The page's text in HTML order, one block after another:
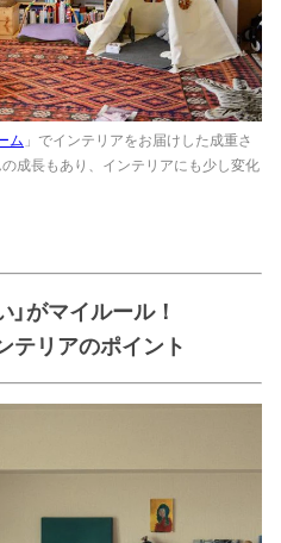
ム 」でインテリアをお届けした成重さ
成長もあり、インテリアにも少し変化
」がマイルール！
テリアのポイント